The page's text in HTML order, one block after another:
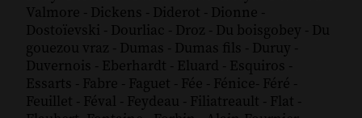
Valmore - Dickens - Diderot - Dionne -
Dostoïevski - Dourliac - Droz - Du boisgobey - Du
gouezou vraz - Dumas - Dumas fils - Duruy -
Duvernois - Eberhardt - Eluard - Esquiros -
Essarts - Fabre - Faguet - Fée - Fénice- Féré -
Feuillet - Féval - Feydeau - Filiatreault - Flat -